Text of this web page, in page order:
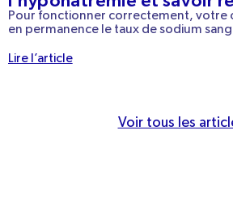
Pour fonctionner correctement, votre
en permanence le taux de sodium
Lire l’article
Voir tous les